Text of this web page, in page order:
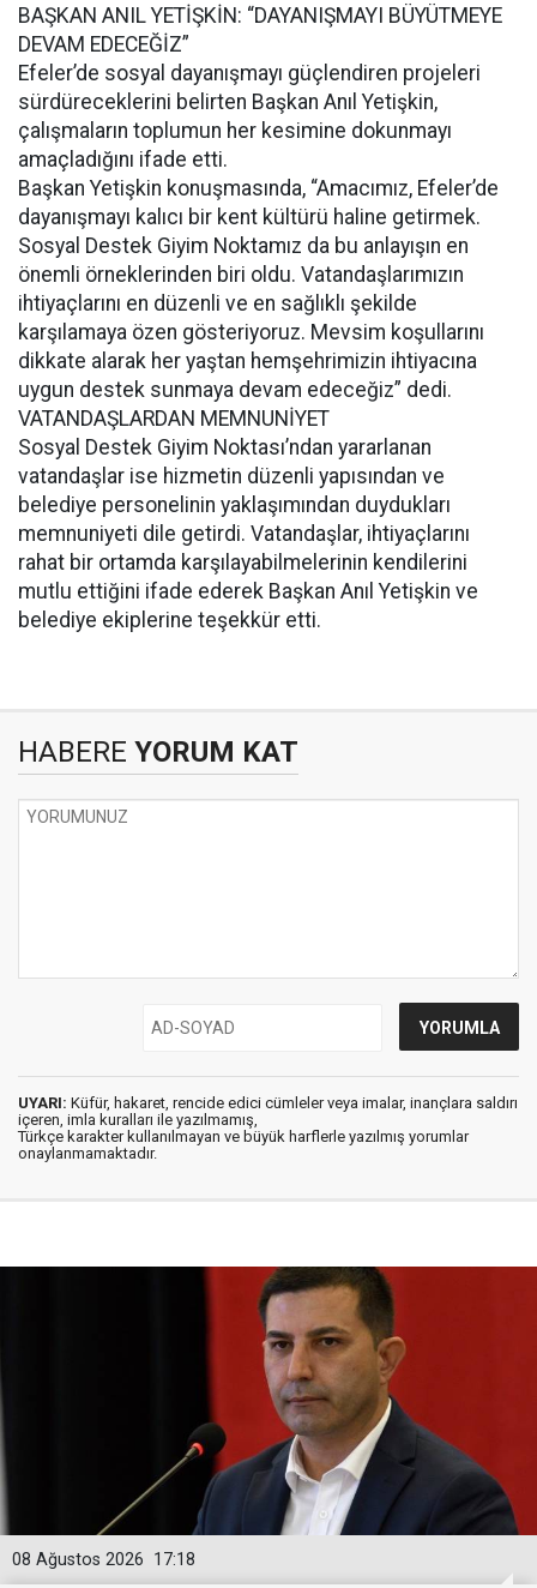
BAŞKAN ANIL YETİŞKİN: “DAYANIŞMAYI BÜYÜTMEYE
DEVAM EDECEĞİZ”
Efeler’de sosyal dayanışmayı güçlendiren projeleri
sürdüreceklerini belirten Başkan Anıl Yetişkin,
çalışmaların toplumun her kesimine dokunmayı
amaçladığını ifade etti.
Başkan Yetişkin konuşmasında, “Amacımız, Efeler’de
dayanışmayı kalıcı bir kent kültürü haline getirmek.
Sosyal Destek Giyim Noktamız da bu anlayışın en
önemli örneklerinden biri oldu. Vatandaşlarımızın
ihtiyaçlarını en düzenli ve en sağlıklı şekilde
karşılamaya özen gösteriyoruz. Mevsim koşullarını
dikkate alarak her yaştan hemşehrimizin ihtiyacına
uygun destek sunmaya devam edeceğiz” dedi.
VATANDAŞLARDAN MEMNUNİYET
Sosyal Destek Giyim Noktası’ndan yararlanan
vatandaşlar ise hizmetin düzenli yapısından ve
belediye personelinin yaklaşımından duydukları
memnuniyeti dile getirdi. Vatandaşlar, ihtiyaçlarını
rahat bir ortamda karşılayabilmelerinin kendilerini
mutlu ettiğini ifade ederek Başkan Anıl Yetişkin ve
belediye ekiplerine teşekkür etti.
HABERE YORUM KAT
UYARI: Küfür, hakaret, rencide edici cümleler veya imalar, inançlara saldırı
içeren, imla kuralları ile yazılmamış,
Türkçe karakter kullanılmayan ve büyük harflerle yazılmış yorumlar
onaylanmamaktadır.
17:18
08 Ağustos 2026